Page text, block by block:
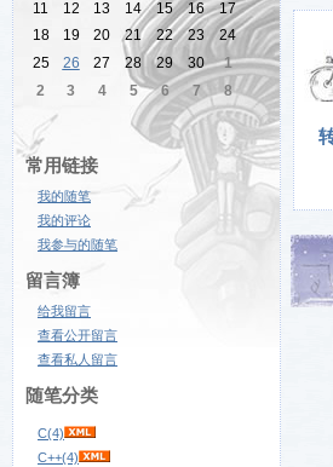
11
12 13 14 15 16
17
18
19 20 21 22 23
24
25
26 27 28 29 30
1
2
3 4 5 6 7 8
常用链接
我的随笔
我的评论
我参与的随笔
留言簿
给我留言
查看公开留言
查看私人留言
随笔分类
C(4)
C++(4)